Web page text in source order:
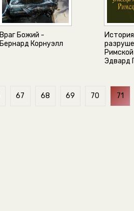
Враг Божий -
Бернард Корнуэлл
Эдвард
67 68 69 70 71